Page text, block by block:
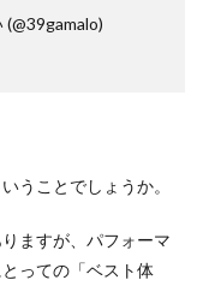
うことでしょうか。
ますが、パフォーマ
っての「ベスト体